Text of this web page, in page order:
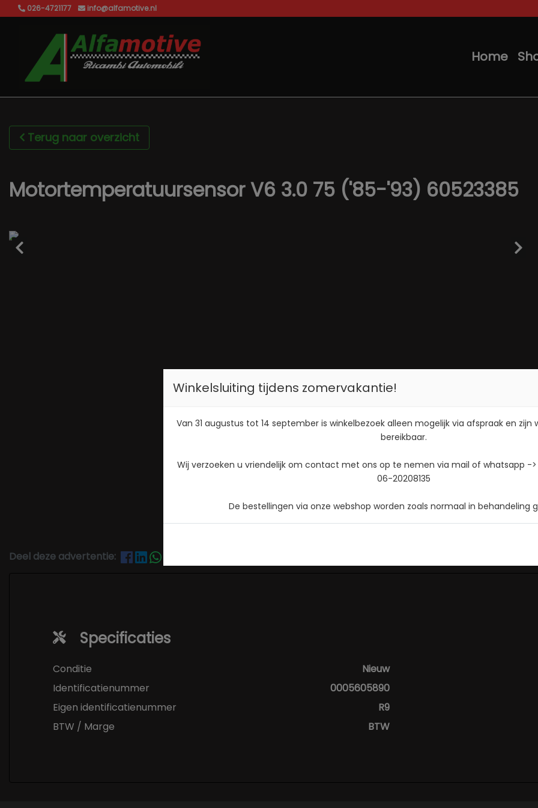
026-4721177 info@alfamotive.nl
Home
Terug naar overzicht
Motortemperatuursensor V6 3.0 75 ('85-'93) 60523385
Deel deze advertentie:
Specificaties
Conditie
Nieuw
Identificatienummer
0005605890
Eigen identificatienummer
R9
BTW / Marge
BTW
Winkelsluiting tijdens zomervakantie!
Van 31 augustus tot 14 september is winkelbezoek alleen mogelijk via afspraak en
bereikbaar.
Wij verzoeken u vriendelijk om contact met ons op te nemen via mail of whatsapp -
06-20208135
De bestellingen via onze webshop worden zoals normaal in behandeling